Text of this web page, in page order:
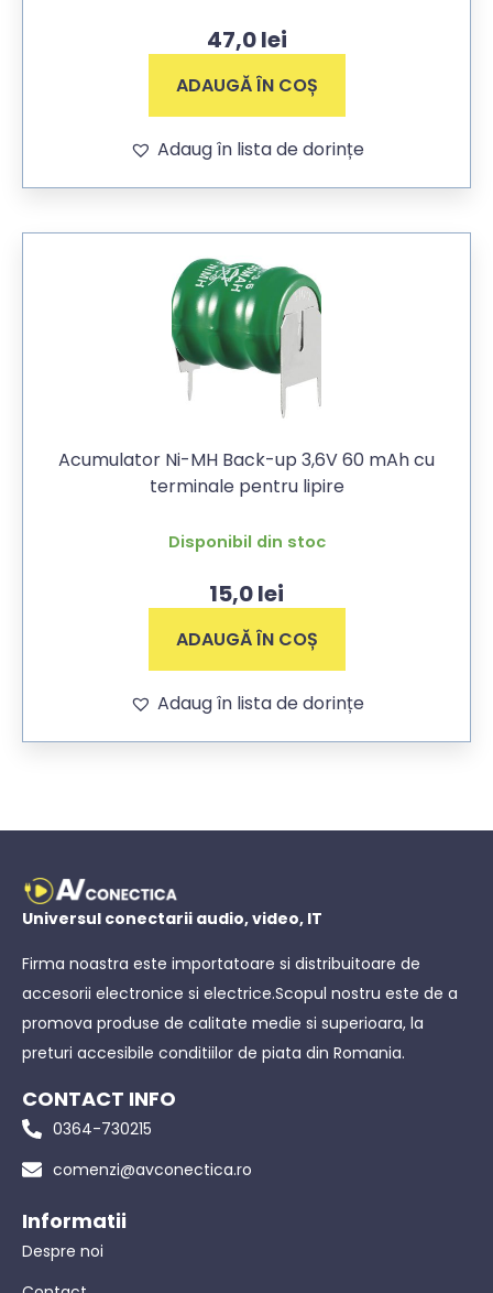
47,0lei
ADAUGĂ ÎN COȘ
Adaug în lista de dorințe
Acumulator Ni-MH Back-up 3,6V 60 mAh cu
terminale pentru lipire
Disponibil din stoc
15,0lei
ADAUGĂ ÎN COȘ
Adaug în lista de dorințe
Universul conectarii audio, video, IT
Firma noastra este importatoare si distribuitoare de
accesorii electronice si electrice.Scopul nostru este de a
promova produse de calitate medie si superioara, la
preturi accesibile conditiilor de piata din Romania.
CONTACT INFO
0364-730215
comenzi@avconectica.ro
Informatii
Despre noi